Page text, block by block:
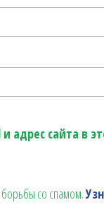
адрес сайта в
борьбы со спамом.